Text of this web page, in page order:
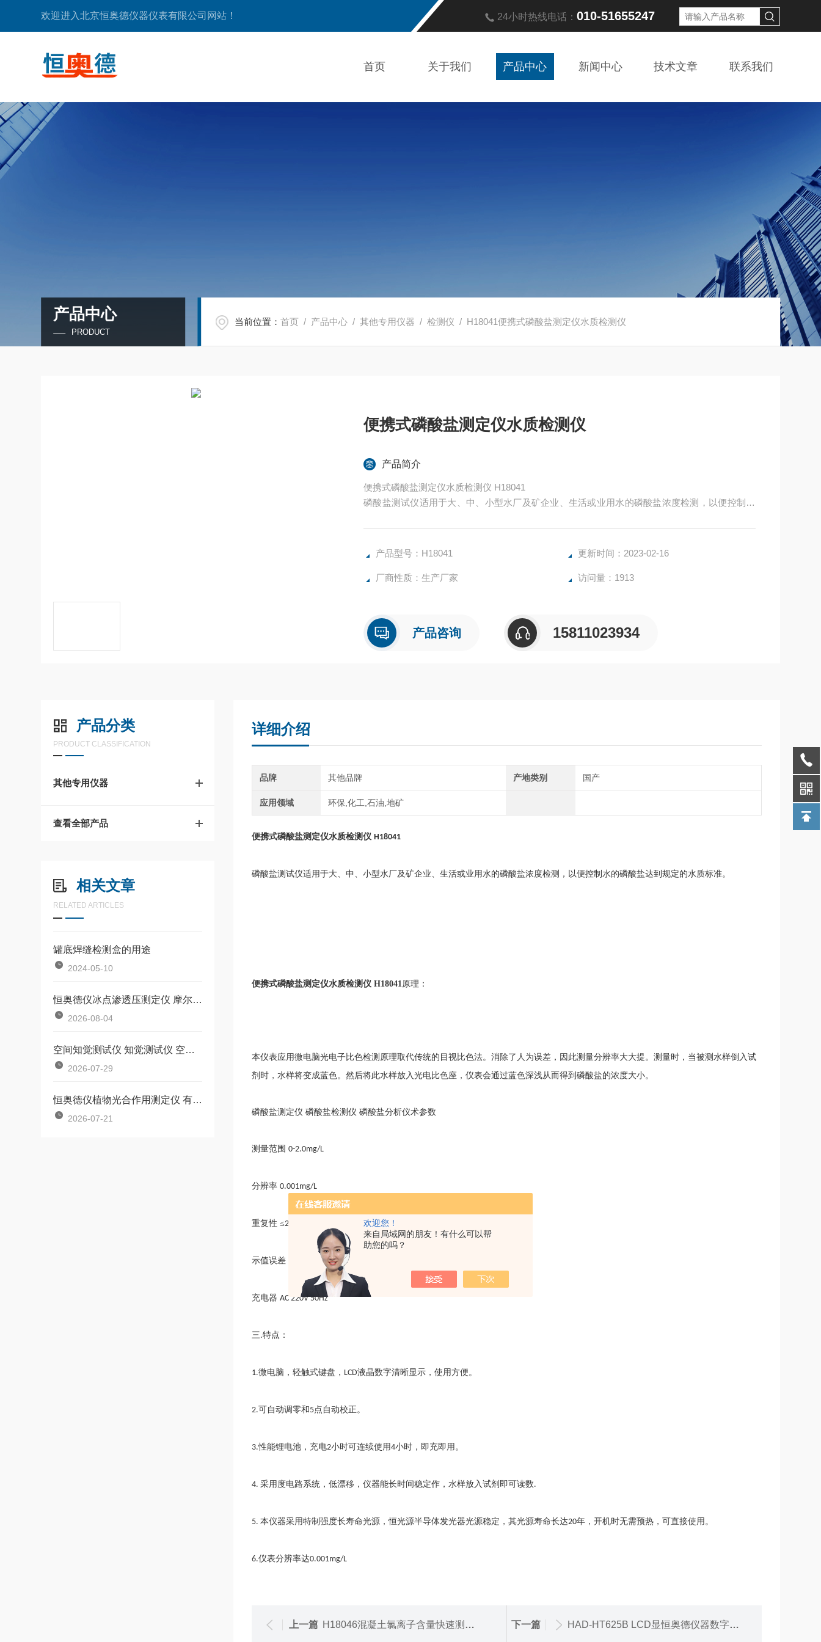
欢迎您！
来自局域网的朋友！有什么可以帮
助您的吗？
欢迎进入北京恒奥德仪器仪表有限公司网站！ 24小时热线电话： 010-51655247
首页 关于我们 产品中心 新闻中心 技术文章 联系我们
产品中心
PRODUCT
当前位置：首页 / 产品中心 /其他专用仪器 /检测仪 / H18041便携式磷酸盐测定仪水质检测仪
便携式磷酸盐测定仪水质检测仪
产品简介
便携式磷酸盐测定仪水质检测仪 H18041
磷酸盐测试仪适用于大、中、小型水厂及矿企业、生活或业用水的磷酸盐浓度检测，以便控制水
产品型号：H18041 更新时间：2023-02-16
厂商性质：生产厂家 访问量：1913
产品咨询 15811023934
产品分类
PRODUCT CLASSIFICATION
其他专用仪器
查看全部产品
相关文章
RELATED ARTICLES
罐底焊缝检测盒的用途
2024-05-10
恒奥德仪冰点渗透压测定仪 摩尔浓度检测仪操作前准备
2026-08-04
空间知觉测试仪 知觉测试仪 空间知觉检测仪操作使用说明书
2026-07-29
恒奥德仪植物光合作用测定仪 有效辐射检测仪注意事项
2026-07-21
详细介绍
品牌 其他品牌 产地类别 国产
应用领域 环保,化工,石油,地矿
便携式磷酸盐测定仪水质检测仪 H18041
磷酸盐测试仪适用于大、中、小型水厂及矿企业、生活或业用水的磷酸盐浓度检测，以便控制水的磷酸盐达到规定的水质标准。
便携式磷酸盐测定仪水质检测仪H18041原理：
本仪表应用微电脑光电子比色检测原理取代传统的目视比色法。消除了人为误差，因此测量分辨率大大提。测量时，当被测水样倒入试
剂时，水样将变成蓝色。然后将此水样放入光电比色座，仪表会通过蓝色深浅从而得到磷酸盐的浓度大小。
磷酸盐测定仪 磷酸盐检测仪 磷酸盐分析仪术参数
测量范围 0-2.0mg/L
分辨率 0.001mg/L
重复性 ≤2%
示值误差 个字
充电器 AC 220V 50Hz
三.特点：
1.微电脑，轻触式键盘， LCD液晶数字清晰显示，使用方便。
2.可自动调零和 5点自动校正。
3.性能锂电池，充电2小时可连续使用4小时，即充即用。
4. 采用度电路系统，低漂移，仪器能长时间稳定作，水样放入试剂即可读数.
5. 本仪器采用特制强度长寿命光源，恒光源半导体发光器光源稳定，其光源寿命长达20年，开机时无需预热，可直接使用。
6.仪表分辨率达0.001mg/L
上一篇 H18046混凝土氯离子含量快速测定仪GB/T8077-2000 下一篇 HAD-HT625B LCD显恒奥德仪器数字风速计 叶轮式风速温度湿度仪